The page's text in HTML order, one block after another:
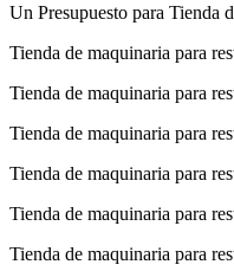
Un Presupuesto para Tienda
Tienda de maquinaria para
Tienda de maquinaria para
Tienda de maquinaria para
Tienda de maquinaria para
Tienda de maquinaria para
Tienda de maquinaria para